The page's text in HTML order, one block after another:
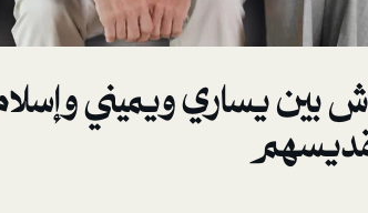
بين يساري ويميني